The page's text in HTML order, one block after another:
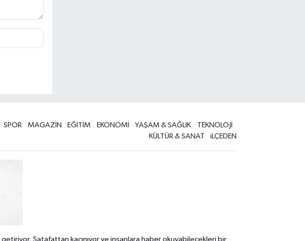
SPOR MAGAZİN EĞİTİM EKONOMİ YAŞAM & SAĞLIK
TEKNOLOJİ
KÜLTÜR & SANAT
iLÇEDEN
Şatafattan kaçınıyor ve insanlara haber okuyabilecekleri bir